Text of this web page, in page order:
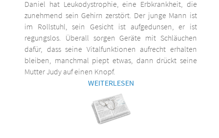
Daniel hat Leukodystrophie, eine Erbkrankheit, die
zunehmend sein Gehirn zerstört. Der junge Mann ist
im Rollstuhl, sein Gesicht ist aufgedunsen, er ist
regungslos. Überall sorgen Geräte mit Schläuchen
dafür, dass seine Vitalfunktionen aufrecht erhalten
bleiben, manchmal piept etwas, dann drückt seine
Mutter Judy auf einen Knopf.
WEITERLESEN